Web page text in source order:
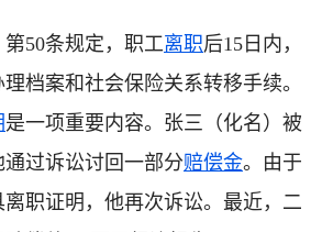
第50条规定，职工离职后15日内，
档案和社会保险关系转移手续。
是一项重要内容。张三（化名）被
过诉讼讨回一部分赔偿金。由于
职证明，他再次诉讼。最近，二